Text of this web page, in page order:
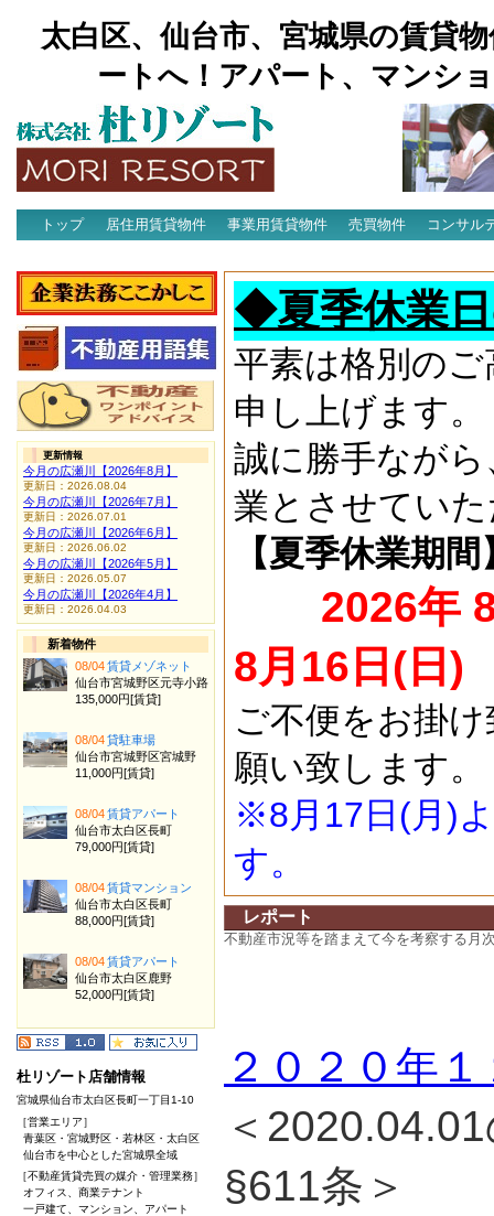
太白区、仙台市、宮城県の賃貸
ートへ！アパート、マンシ
トップ 居住用賃貸物件 事業用賃貸物件 売買物件
コンサル
◆夏季休業
平素は格別の
申し上げます。
誠に勝手なが
業とさせてい
【夏季休業期間
2026年
8月16日(日)
ご不便をお掛
願い致します。
※8月17日(月)
す。
レポート
不動産市況等を踏まえて今を考察する月
２０２０年
＜
§611条＞
更新情報
今月の広瀬川【2026年8月】
更新日：2026.08.04
今月の広瀬川【2026年7月】
更新日：2026.07.01
今月の広瀬川【2026年6月】
更新日：2026.06.02
今月の広瀬川【2026年5月】
更新日：2026.05.07
今月の広瀬川【2026年4月】
更新日：2026.04.03
新着物件
08/04賃貸メゾネット
仙台市宮城野区元寺小路
135,000円[賃貸]
08/04貸駐車場
仙台市宮城野区宮城野
11,000円[賃貸]
08/04賃貸アパート
仙台市太白区長町
79,000円[賃貸]
08/04賃貸マンション
仙台市太白区長町
88,000円[賃貸]
08/04賃貸アパート
仙台市太白区鹿野
52,000円[賃貸]
杜リゾート店舗情報
宮城県仙台市太白区長町一丁目1-10
［営業エリア］
青葉区・宮城野区・若林区・太白区
仙台市を中心とした宮城県全域
［不動産賃貸売買の媒介・管理業務］
オフィス、商業テナント
一戸建て、マンション、アパート